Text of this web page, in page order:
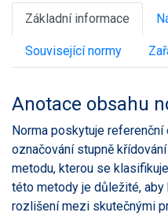
Základní informace
Související normy
Anotace obsahu
Norma poskytuje
označování stupně
metodu, kterou se
této metody je důležité,
rozlišení mezi skutečnými